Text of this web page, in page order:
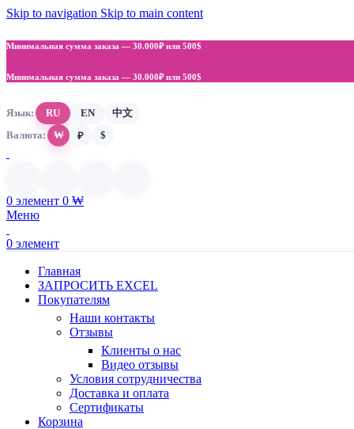
Skip to navigation Skip to main content
Минимальная сумма заказа — 30.000₽ или 500$
Минимальная сумма заказа — 30.000₽ или 500$
Язык: RU EN
中文
Валюта:
₩ ₽ $
0 элемент 0 ₩
Меню
0 элемент
Главная
ЗАПРОСИТЬ EXCEL
Покупателям
Наши контакты
Отзывы
Клиенты о нас
Видео отзывы
Условия сотрудничества
Доставка и оплата
Сертификаты
Корзина